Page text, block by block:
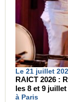
Le 21 juillet
RAICT 2026 :
les 8 et 9 juillet
à Paris